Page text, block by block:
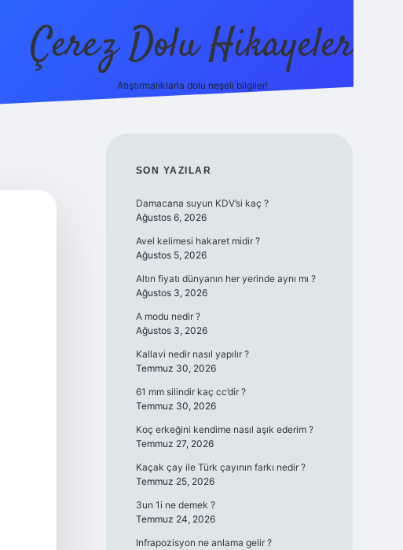
Çerez Dolu Hikayeler
Atıştırmalıklarla dolu neşeli bilgiler!
SIDEBAR
SON YAZILAR
Damacana suyun KDV’si kaç ?
Ağustos 6, 2026
Avel kelimesi hakaret midir ?
Ağustos 5, 2026
Altın fiyatı dünyanın her yerinde aynı mı ?
Ağustos 3, 2026
A modu nedir ?
Ağustos 3, 2026
Kallavi nedir nasıl yapılır ?
Temmuz 30, 2026
61 mm silindir kaç cc’dir ?
Temmuz 30, 2026
Koç erkeğini kendime nasıl aşık ederim ?
Temmuz 27, 2026
Kaçak çay ile Türk çayının farkı nedir ?
Temmuz 25, 2026
3un 1i ne demek ?
Temmuz 24, 2026
Infrapozisyon ne anlama gelir ?